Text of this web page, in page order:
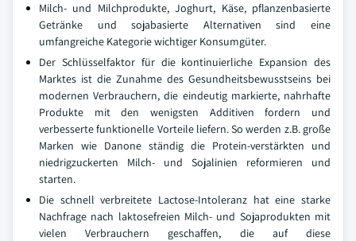
Milch- und Milchprodukte, Joghurt, Käse, pflanzenbasierte
Getränke und sojabasierte Alternativen sind eine
umfangreiche Kategorie wichtiger Konsumgüter.
Der Schlüsselfaktor für die kontinuierliche Expansion des
Marktes ist die Zunahme des Gesundheitsbewusstseins bei
modernen Verbrauchern, die eindeutig markierte, nahrhafte
Produkte mit den wenigsten Additiven fordern und
verbesserte funktionelle Vorteile liefern. So werden z.B. große
Marken wie Danone ständig die Protein-verstärkten und
niedrigzuckerten Milch- und Sojalinien reformieren und
starten.
Die schnell verbreitete Lactose-Intoleranz hat eine starke
Nachfrage nach laktosefreien Milch- und Sojaprodukten mit
vielen Verbrauchern geschaffen, die auf diese